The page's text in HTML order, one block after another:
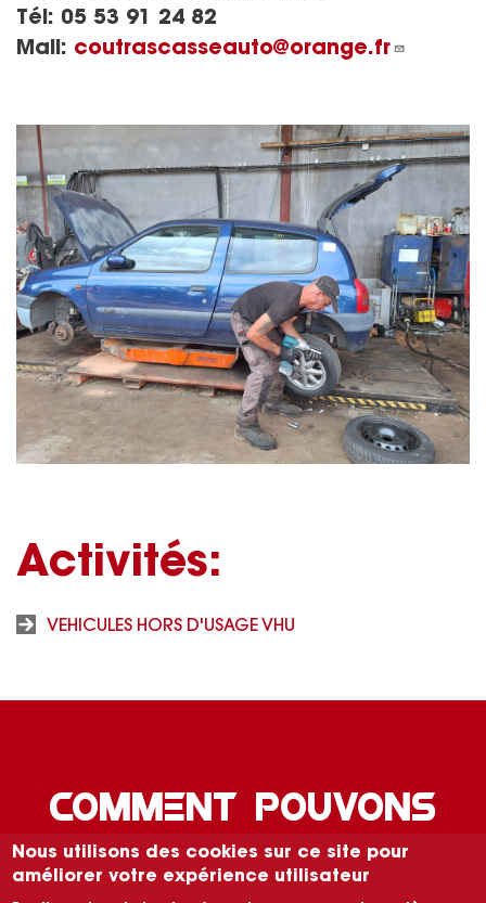
Tél: 05 53 91 24 82
Mail: coutrascasseauto@orange.fr
Activités:
VEHICULES HORS D'USAGE VHU
COMMENT POUVONS
NOUS VOUS AIDER ?
Nous utilisons des cookies sur ce site pour
améliorer votre expérience utilisateur